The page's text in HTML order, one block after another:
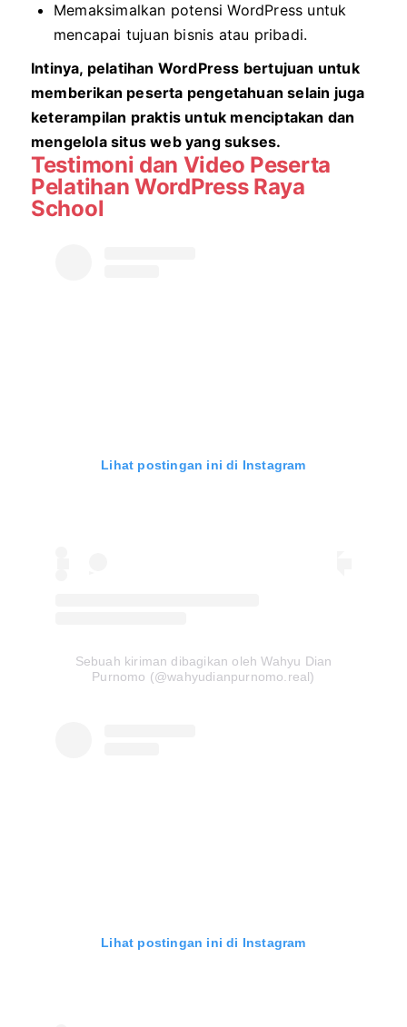
Memaksimalkan potensi WordPress untuk
mencapai tujuan bisnis atau pribadi.
Intinya, pelatihan WordPress bertujuan untuk
memberikan peserta pengetahuan selain juga
keterampilan praktis untuk menciptakan dan
mengelola situs web yang sukses.
Testimoni dan Video Peserta
Pelatihan WordPress Raya
School
Lihat postingan ini di Instagram
Sebuah kiriman dibagikan oleh Wahyu Dian
Purnomo (@wahyudianpurnomo.real)
Lihat postingan ini di Instagram